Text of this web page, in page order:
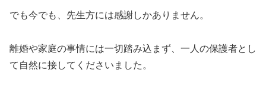
でも今でも、先生方には感謝しかありません。
離婚や家庭の事情には一切踏み込まず、一人の保護者とし
て自然に接してくださいました。